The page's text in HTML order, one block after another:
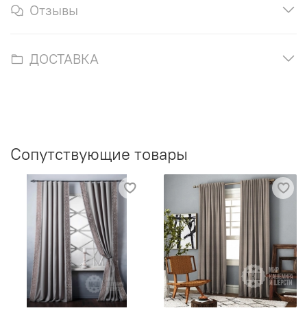
Отзывы
ДОСТАВКА
Сопутствующие товары